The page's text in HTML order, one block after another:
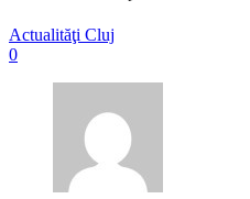
Actualităţi Cluj
0